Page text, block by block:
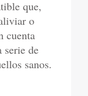
que,
o
cuenta
serie de
sanos.